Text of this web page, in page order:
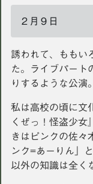
２月９日
誘われて、ももい
た。ライブパート
りするような公演。
私は高校の頃に文
くぜっ！怪盗少女
きはピンクの佐々
ンク=あーりん」
以外の知識は全く